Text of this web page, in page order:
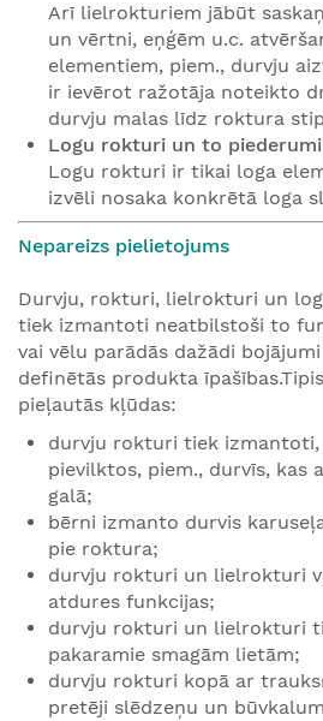
Arī lielrokturiem jābūt
un vērtni, eņģēm u.c.
elementiem, piem., durvju
ir ievērot ražotāja noteikto
durvju malas līdz roktura
Logu rokturi un to piederumi
Logu rokturi ir tikai loga
izvēli nosaka konkrētā loga
Nepareizs pielietojums
Durvju, rokturi, lielrokturi un
tiek izmantoti neatbilstoši to
vai vēlu parādās dažādi
definētās produkta
pieļautās kļūdas:
durvju rokturi tiek
pievilktos, piem., durvīs, kas
galā;
bērni izmanto durvis
pie roktura;
durvju rokturi un lielrokturi
atdures funkcijas;
durvju rokturi un lielrokturi
pakaramie smagām lietām;
durvju rokturi kopā ar
pretēji slēdzeņu un